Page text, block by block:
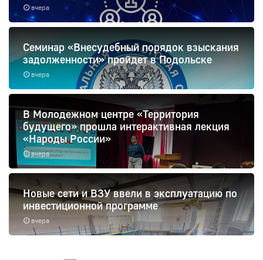
вчера
вчера
Семинар «Внесудебный порядок взыскания
задолженности» пройдет в Подольске
вчера
В Молодежном центре «Территория
будущего» прошла интерактивная лекция
«Народы России»
вчера
Новые сети и ВЗУ ввели в эксплуатацию по
инвестиционной программе